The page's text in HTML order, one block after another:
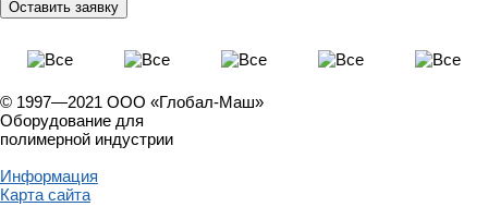
© 1997—2021 ООО «Глобал-Маш»
Оборудование для
полимерной индустрии
Информация
Карта сайта